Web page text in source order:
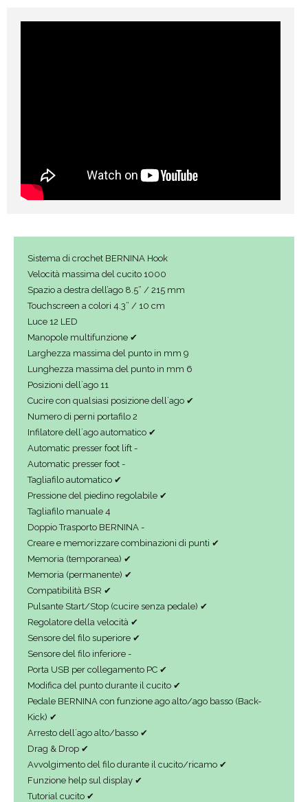
Sistema di crochet BERNINA Hook
Velocità massima del cucito 1000
Spazio a destra dell’ago 8.5” / 215 mm
Touchscreen a colori 4.3” / 10 cm
Luce 12 LED
Manopole multifunzione ✔
Larghezza massima del punto in mm 9
Lunghezza massima del punto in mm 6
Posizioni dell´ago 11
Cucire con qualsiasi posizione dell´ago ✔
Numero di perni portafilo 2
Infilatore dell´ago automatico ✔
Automatic presser foot lift -
Automatic presser foot -
Tagliafilo automatico ✔
Pressione del piedino regolabile ✔
Tagliafilo manuale 4
Doppio Trasporto BERNINA -
Creare e memorizzare combinazioni di punti ✔
Memoria (temporanea) ✔
Memoria (permanente) ✔
Compatibilità BSR ✔
Pulsante Start/Stop (cucire senza pedale) ✔
Regolatore della velocità ✔
Sensore del filo superiore ✔
Sensore del filo inferiore -
Porta USB per collegamento PC ✔
Modifica del punto durante il cucito ✔
Pedale BERNINA con funzione ago alto/ago basso (Back-
Kick) ✔
Arresto dell´ago alto/basso ✔
Drag & Drop ✔
Avvolgimento del filo durante il cucito/ricamo ✔
Funzione help sul display ✔
Tutorial cucito ✔